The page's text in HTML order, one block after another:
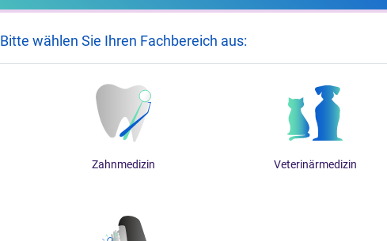
Bitte wählen Sie Ihren Fachbereich aus:
Zahnmedizin Veterinärmedizin